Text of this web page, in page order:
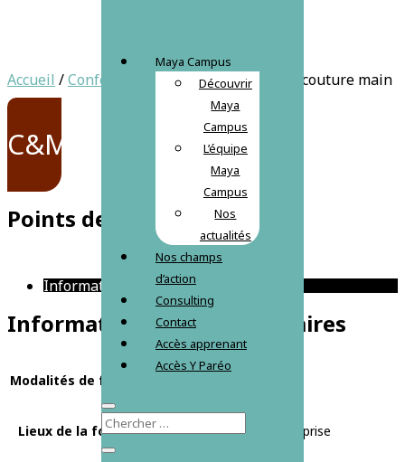
Maya Campus
Découvrir
Maya
Campus
L’équipe
Maya
Campus
Nos
actualités
Nos champs
d’action
Consulting
Contact
Accès apprenant
Accès Y Paréo
Accueil /Confection et Montage/ Points de couture main
C&M
Points de couture main
Informations complémentaires
Informations complémentaires
Modalités de formation
Lieux de la formation Roanne, En intra-entreprise